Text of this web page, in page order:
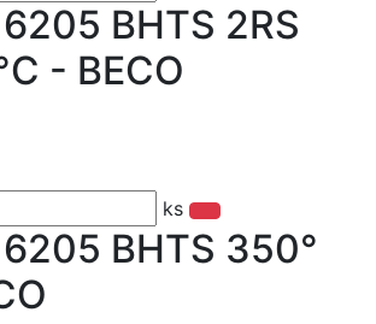
BHTS 2RS
- BECO
ks
BHTS 350°